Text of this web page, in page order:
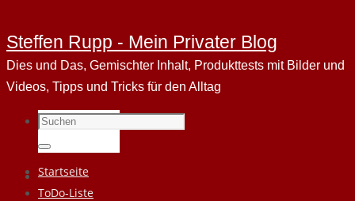
Steffen Rupp - Mein Privater Blog
Dies und Das, Gemischter Inhalt, Produkttests mit Bilder und
Videos, Tipps und Tricks für den Alltag
Suchen
nach:
Suchen
Zum
Inhalt
Startseite
ToDo-Liste